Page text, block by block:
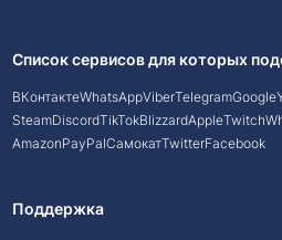
Список сервисов для которых
ВКонтактеWhatsAppViberTelegramGoogle
SteamDiscordTikTokBlizzardAppleTwitch
AmazonPayPalСамокатTwitterFacebook
Поддержка